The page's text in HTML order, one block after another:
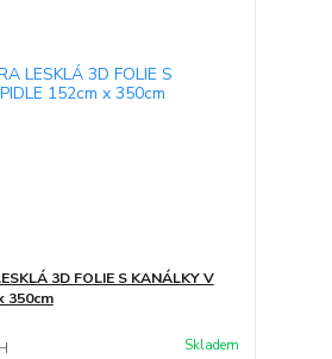
3D FOLIE S KANÁLKY V
350cm
Skladem